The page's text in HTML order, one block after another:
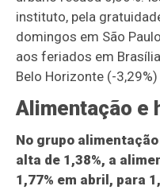
instituto, pela
domingos em São
aos feriados em
Belo Horizonte (-
Alimentação e
No grupo
alta de 1,38%, a
1,77% em abril, para